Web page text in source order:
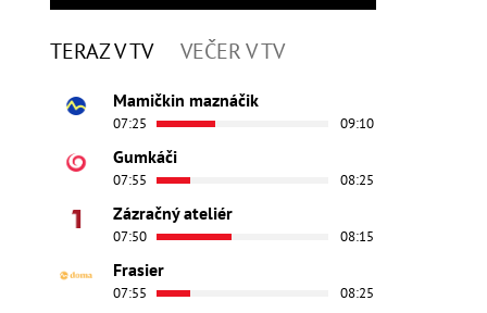
TERAZ V TV VEČER V TV
Mamičkin maznáčik
07:25 09:10
Gumkáči
07:55 08:25
Zázračný ateliér
07:50 08:15
Frasier
07:55 08:25